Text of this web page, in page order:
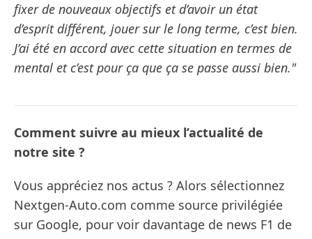
fixer de nouveaux objectifs et d’avoir un état
d’esprit différent, jouer sur le long terme, c’est bien.
J’ai été en accord avec cette situation en termes de
mental et c’est pour ça que ça se passe aussi bien."
Comment suivre au mieux l’actualité de
notre site ?
Vous appréciez nos actus ? Alors sélectionnez
Nextgen-Auto.com comme source privilégiée
sur Google, pour voir davantage de news F1 de